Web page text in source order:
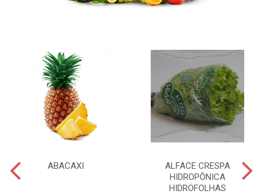
ABACAXI
ALFACE CRESPA
HIDROPÔNICA
HIDROFOLHAS